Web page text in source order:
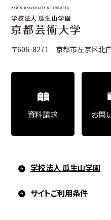
〒606-8271 京都市左京区北
学校法人 瓜生山学園
サイトご利用条件
資料請求 お問